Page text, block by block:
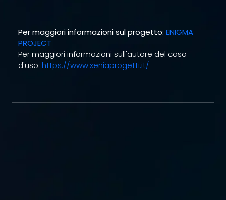
Per maggiori informazioni sul progetto: ENIGMA
PROJECT
Per maggiori informazioni sull'autore del caso
d'uso: https://www.xeniaprogetti.it/